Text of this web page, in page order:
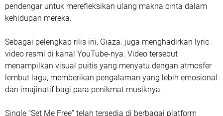
pendengar untuk merefleksikan ulang makna cinta dalam
kehidupan mereka.
Sebagai pelengkap rilis ini, Giaza. juga menghadirkan lyric
video resmi di kanal YouTube-nya. Video tersebut
menampilkan visual puitis yang menyatu dengan atmosfer
lembut lagu, memberikan pengalaman yang lebih emosional
dan imajinatif bagi para penikmat musiknya.
Single “Set Me Free” telah tersedia di berbagai platform